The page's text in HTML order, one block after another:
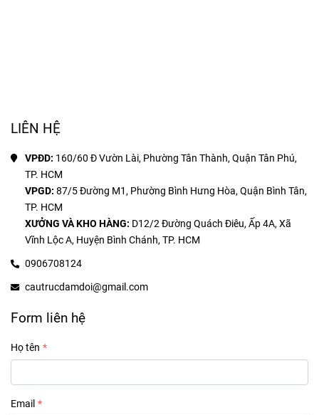
LIÊN HỆ
VPĐD: 160/60 Đ Vườn Lài, Phường Tân Thành, Quận Tân Phú,
VPGD: 87/5 Đường M1, Phường Bình Hưng Hòa, Quận Bình Tân,
XƯỞNG VÀ KHO HÀNG: D12/2 Đường Quách Điêu, Ấp 4A, Xã
0906708124
cautrucdamdoi@gmail.com
Form liên hệ
Họ tên
Email